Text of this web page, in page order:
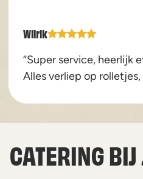
Wilrik
“Super service, heerlijk
Alles verliep op
CATERING